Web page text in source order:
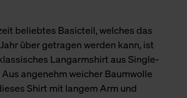
beliebtes Basicteil, welches das
über getragen werden kann, ist
Langarmshirt aus Single-
Aus angenehm weicher Baumwolle
Shirt mit langem Arm und